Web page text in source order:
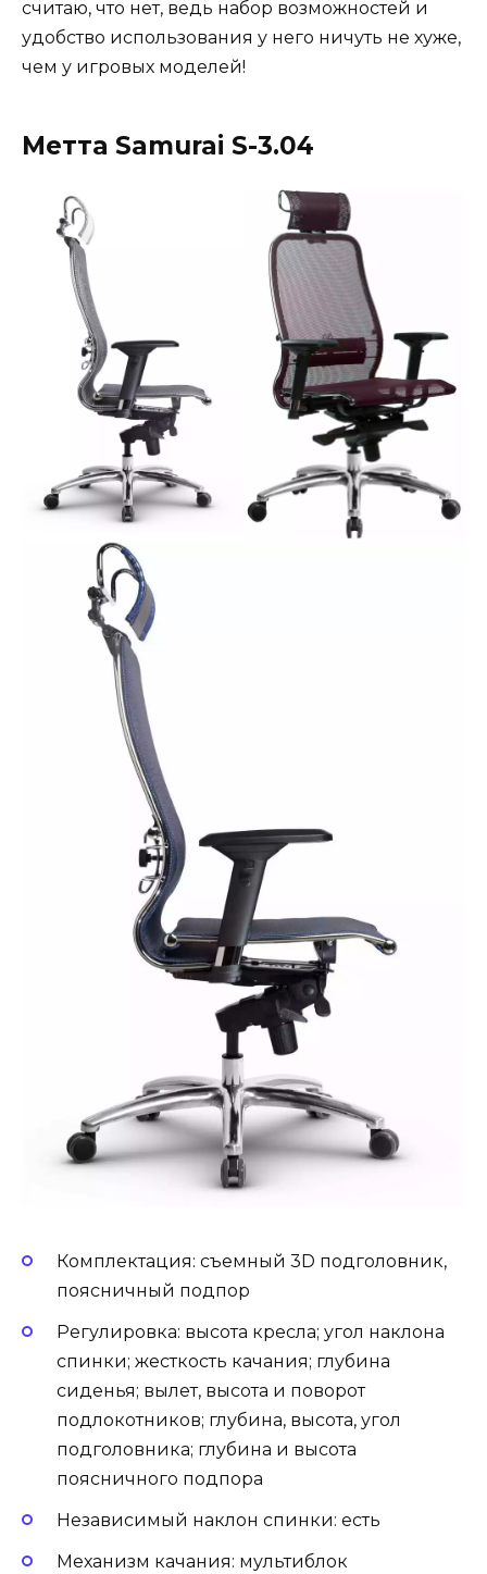
считаю, что нет, ведь набор возможностей и
удобство использования у него ничуть не хуже,
чем у игровых моделей!
Метта Samurai S-3.04
Комплектация: съемный 3D подголовник,
поясничный подпор
Регулировка: высота кресла; угол наклона
спинки; жесткость качания; глубина
сиденья; вылет, высота и поворот
подлокотников; глубина, высота, угол
подголовника; глубина и высота
поясничного подпора
Независимый наклон спинки: есть
Механизм качания: мультиблок